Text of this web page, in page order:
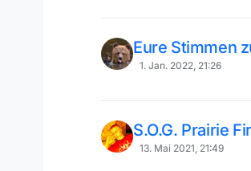
Eure Stimmen
1. Jan. 2022, 21:26
S.O.G. Prairie
13. Mai 2021, 21:49